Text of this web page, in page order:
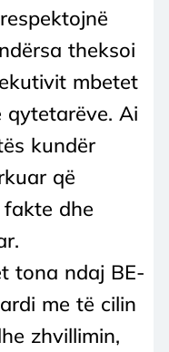
theksoi
mbetet
qytetarëve. Ai
kundër
që
dhe
tona ndaj BE-
me të cilin
zhvillimin,